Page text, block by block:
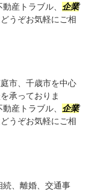
産トラブル、 企業
うぞお気軽にご相
市、千歳市を中心
承っておりま
産トラブル、 企業
うぞお気軽にご相
続、離婚、交通事